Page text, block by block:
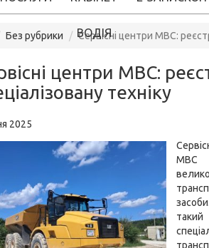
ВОДІЯ
Без рубрики Сервісні центри МВС:
центри МВС:
техніку
2025
МВС
такий